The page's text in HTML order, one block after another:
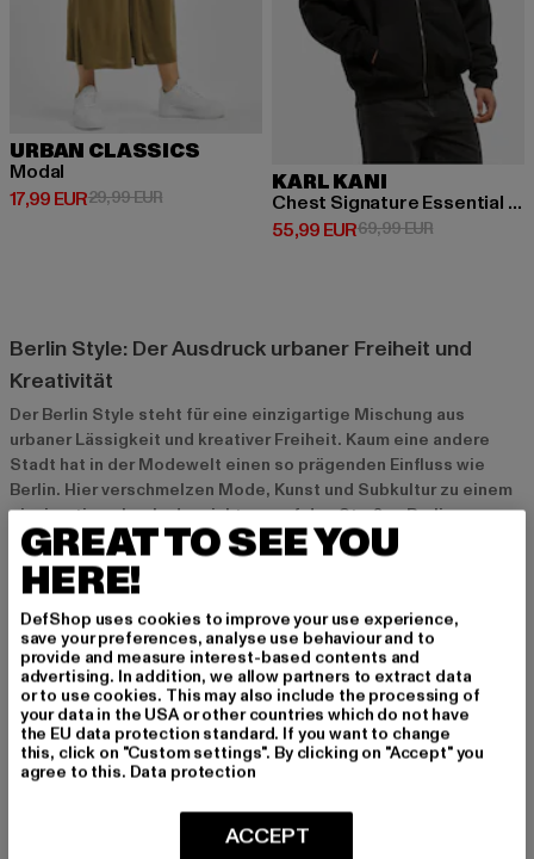
URBAN CLASSICS
Modal
17,99 EUR
Derzeitiger Preis: 17,99 EUR
29,99 EURAktionspreis: 29,99 EUR
KARL KANI
Chest Signature Essential OS
55,99 EUR
Derzeitiger Preis: 55,99 EUR
69,99 EURAktionspreis:
Berlin Style: Der Ausdruck urbaner Freiheit und
Kreativität
Der Berlin Style steht für eine einzigartige Mischung aus
urbaner Lässigkeit und kreativer Freiheit. Kaum eine andere
Stadt hat in der Modewelt einen so prägenden Einfluss wie
Berlin. Hier verschmelzen Mode, Kunst und Subkultur zu einem
einzigartigen Look, der nicht nur auf den Straßen Berlins,
sondern weltweit inspiriert. Der Stil ist ungezwungen,
individuell und oft geprägt von einer „Mix and Match“-
Mentalität. Der Berlin Style drückt eine Haltung aus – eine
Kombination aus Kreativität, Nonkonformität und einem tiefen
Bewusstsein für Funktionalität.
Warum der Berlin Style weltweit inspiriert
Die Berliner Subkulturen, vor allem die Musik- und Kunstszene,
haben einen großen Einfluss auf den Berlin Style. Besonders die
geprägt. Dieser Stil ist geprägt von der Verbindung von
Funktionalität und modischer Experimentierfreude. Oft sind es
GREAT TO SEE YOU
HERE!
DefShop uses cookies to improve your use experience,
save your preferences, analyse use behaviour and to
provide and measure interest-based contents and
advertising. In addition, we allow partners to extract data
or to use cookies. This may also include the processing of
your data in the USA or other countries which do not have
the EU data protection standard. If you want to change
this, click on "Custom settings". By clicking on "Accept" you
agree to this. Data protection
ACCEPT